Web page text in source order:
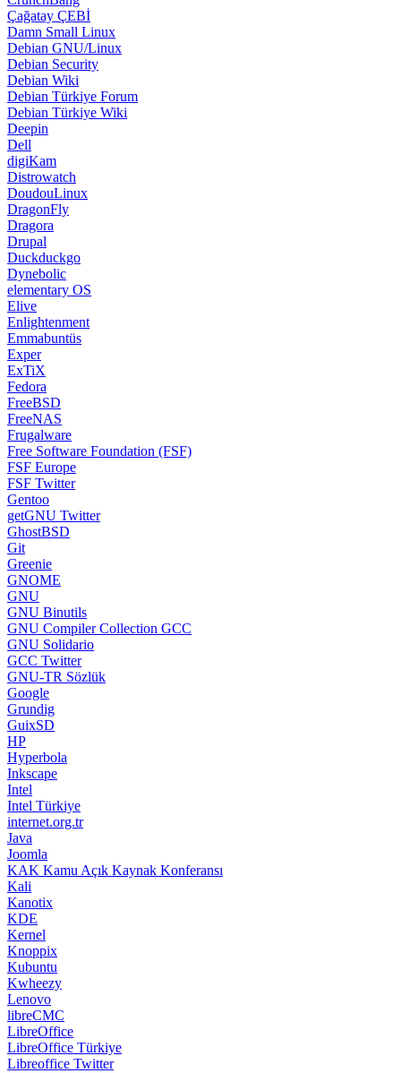
Çağatay ÇEBİ
Damn Small Linux
Debian GNU/Linux
Debian Security
Debian Wiki
Debian Türkiye Forum
Debian Türkiye Wiki
Deepin
Dell
digiKam
Distrowatch
DoudouLinux
DragonFly
Dragora
Drupal
Duckduckgo
Dynebolic
elementary OS
Elive
Enlightenment
Emmabuntüs
Exper
ExTiX
Fedora
FreeBSD
FreeNAS
Frugalware
Free Software Foundation (FSF)
FSF Europe
FSF Twitter
Gentoo
getGNU Twitter
GhostBSD
Git
Greenie
GNOME
GNU
GNU Binutils
GNU Compiler Collection GCC
GNU Solidario
GCC Twitter
GNU-TR Sözlük
Google
Grundig
GuixSD
HP
Hyperbola
Inkscape
Intel
Intel Türkiye
internet.org.tr
Java
Joomla
KAK Kamu Açık Kaynak Konferansı
Kali
Kanotix
KDE
Kernel
Knoppix
Kubuntu
Kwheezy
Lenovo
libreCMC
LibreOffice
LibreOffice Türkiye
Libreoffice Twitter